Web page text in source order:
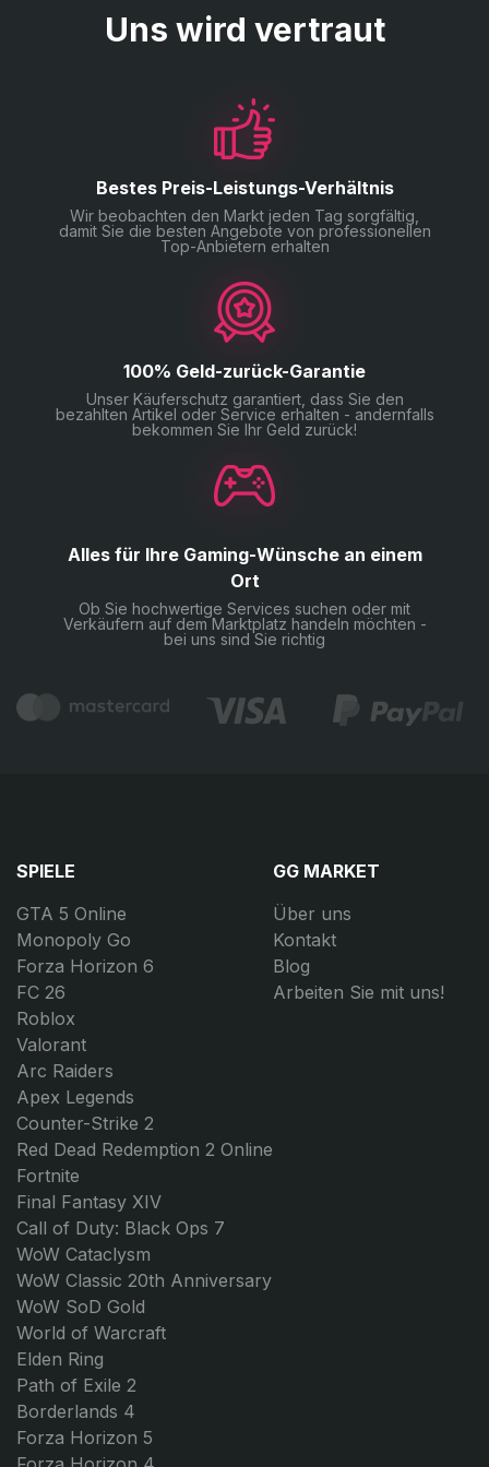
Du sammelst sie sofort ein
Eine stabile Internetverbindung
Uns wird vertraut
Bestes Preis-Leistungs-Verhältnis
Wir beobachten den Markt jeden Tag sorgfältig,
damit Sie die besten Angebote von professionellen
Top-Anbietern erhalten
100% Geld-zurück-Garantie
Unser Käuferschutz garantiert, dass Sie den
bezahlten Artikel oder Service erhalten - andernfalls
bekommen Sie Ihr Geld zurück!
Alles für Ihre Gaming-Wünsche an einem
Ort
Ob Sie hochwertige Services suchen oder mit
Verkäufern auf dem Marktplatz handeln möchten -
bei uns sind Sie richtig
SPIELE
GTA 5 Online
Monopoly Go
Forza Horizon 6
FC 26
Roblox
Valorant
Arc Raiders
Apex Legends
Counter-Strike 2
Red Dead Redemption 2 Online
Fortnite
Final Fantasy XIV
Call of Duty: Black Ops 7
WoW Cataclysm
WoW Classic 20th Anniversary
WoW SoD Gold
World of Warcraft
Elden Ring
Path of Exile 2
Borderlands 4
Forza Horizon 5
GG MARKET
Über uns
Kontakt
Blog
Arbeiten Sie mit uns!